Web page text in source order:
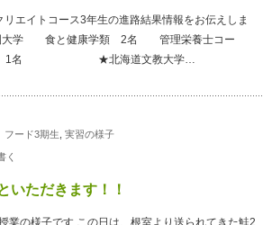
エイトコース3年生の進路結果情報をお伝えしま
大学 食と健康学類 2名 管理栄養士コー
1名 ★北海道文教大学…
フード3期生 実習の様子
く
ただきます！！
の様子です この日は、根室より送られてきた鮭2